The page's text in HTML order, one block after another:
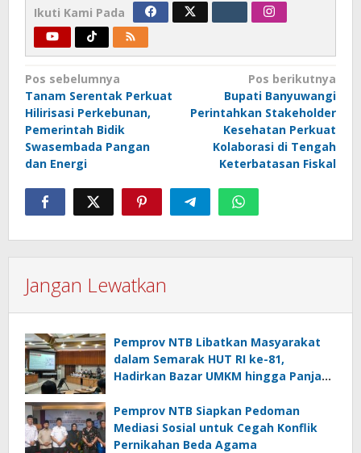
Ikuti Kami Pada
Navigasi
pos
Pos sebelumnya
Tanam Serentak Perkuat
Hilirisasi Perkebunan,
Pemerintah Bidik
Swasembada Pangan
dan Energi
Pos berikutnya
Bupati Banyuwangi
Perintahkan Stakeholder
Kesehatan Perkuat
Kolaborasi di Tengah
Keterbatasan Fiskal
Jangan Lewatkan
Pemprov NTB Libatkan Masyarakat
dalam Semarak HUT RI ke-81,
Hadirkan Bazar UMKM hingga Panjat
Pemprov NTB Siapkan Pedoman
Mediasi Sosial untuk Cegah Konflik
Pernikahan Beda Agama